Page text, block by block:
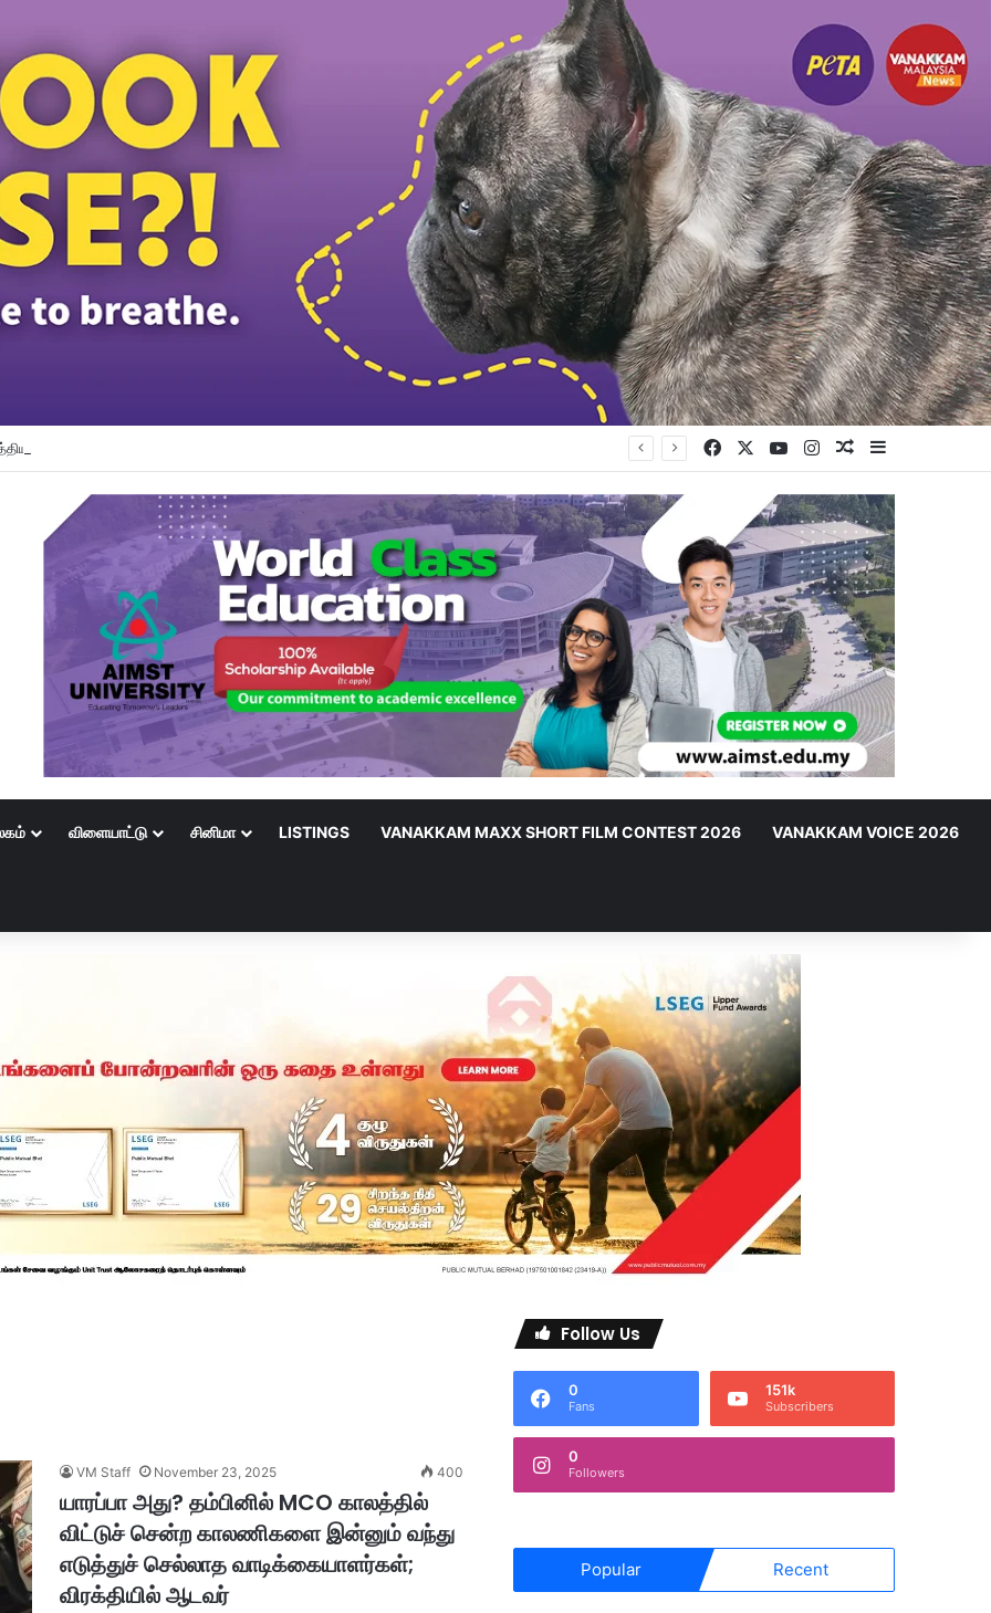
கைது: போலீஸாரின் இரட்டை நிலைப்பாடு; சாடிய RSN ராயர் Facebook YouTubeInstagramRandom Article
விளையாட்டு சினிமா LISTINGS VANAKKAM MAXX SHORT FILM CONTEST 2026 VANAKKAM VOICE 2026
VM Staff November 23, 2025 400
யாரப்பா அது? தம்பினில் MCO காலத்தில்
விட்டுச் சென்ற காலணிகளை இன்னும் வந்து
எடுத்துச் செல்லாத வாடிக்கையாளர்கள்;
விரக்தியில் ஆடவர்
Follow Us
0
Fans
151k
Subscribers
0
Followers
Popular Recent